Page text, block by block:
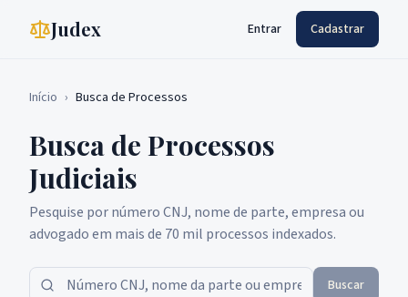
Judex Entrar Cadastrar
Início › Busca de Processos
Busca de Processos
Judiciais
Pesquise por número CNJ, nome de parte, empresa ou
advogado em mais de 70 mil processos indexados.
Buscar